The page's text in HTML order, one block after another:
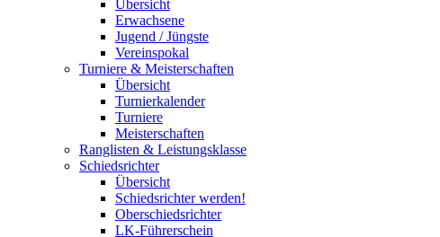
Übersicht
Erwachsene
Jugend / Jüngste
Vereinspokal
Turniere & Meisterschaften
Übersicht
Turnierkalender
Turniere
Meisterschaften
Ranglisten & Leistungsklasse
Schiedsrichter
Übersicht
Schiedsrichter werden!
Oberschiedsrichter
LK-Führerschein